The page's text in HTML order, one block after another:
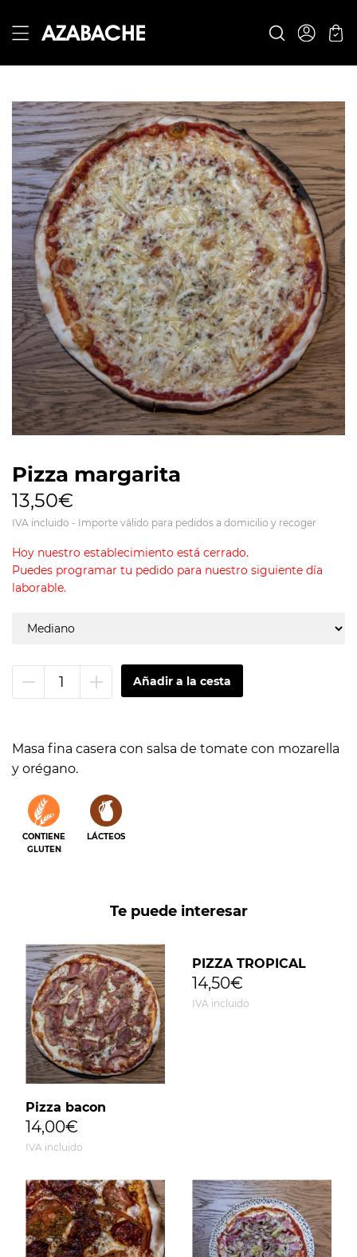
Pizza margarita
13,50€
IVA incluido - Importe válido para pedidos a domicilio y recoger
Hoy nuestro establecimiento está cerrado.
Puedes programar tu pedido para nuestro siguiente día
laborable.
Masa fina casera con salsa de tomate con mozarella
y orégano.
CONTIENE
GLUTEN
LÁCTEOS
Te puede interesar
Pizza bacon
14,00€
IVA incluido
PIZZA TROPICAL
14,50€
IVA incluido